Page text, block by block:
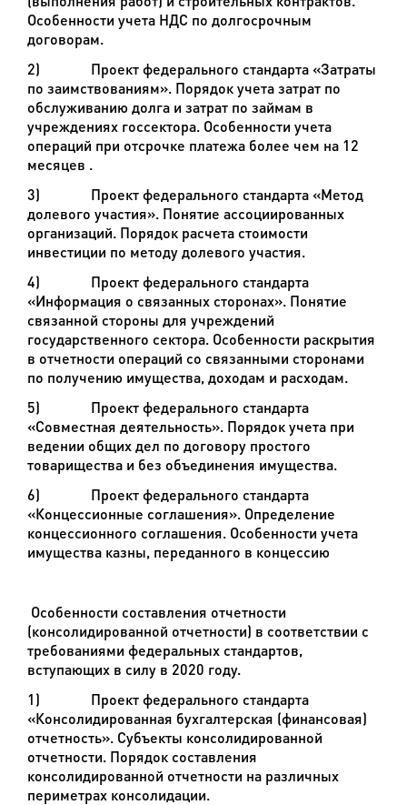
Особенности учета НДС по долгосрочным
договорам.
2)
Проект федерального стандарта «Затраты
по заимствованиям». Порядок учета затрат по
обслуживанию долга и затрат по займам в
учреждениях госсектора. Особенности учета
операций при отсрочке платежа более чем на 12
месяцев .
3)
Проект федерального стандарта «Метод
долевого участия». Понятие ассоциированных
организаций. Порядок расчета стоимости
инвестиции по методу долевого участия.
4)
Проект федерального стандарта
«Информация о связанных сторонах». Понятие
связанной стороны для учреждений
государственного сектора. Особенности раскрытия
в отчетности операций со связанными сторонами
по получению имущества, доходам и расходам.
5)
Проект федерального стандарта
«Совместная деятельность». Порядок учета при
ведении общих дел по договору простого
товарищества и без объединения имущества.
6)
Проект федерального стандарта
«Концессионные соглашения». Определение
концессионного соглашения. Особенности учета
имущества казны, переданного в концессию
Особенности составления отчетности
(консолидированной отчетности) в соответствии с
требованиями федеральных стандартов,
вступающих в силу в 2020 году.
1)
Проект федерального стандарта
«Консолидированная бухгалтерская (финансовая)
отчетность». Субъекты консолидированной
отчетности. Порядок составления
консолидированной отчетности на различных
периметрах консолидации.